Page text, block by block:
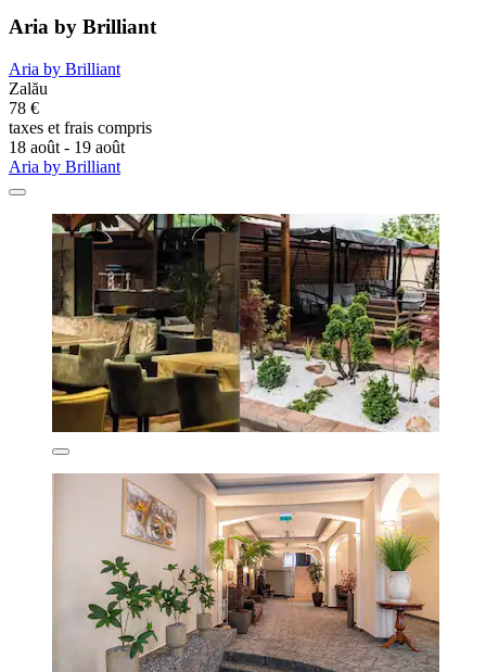
Aria by Brilliant
Aria by Brilliant
Zalău
78 €
taxes et frais compris
18 août - 19 août
Aria by Brilliant